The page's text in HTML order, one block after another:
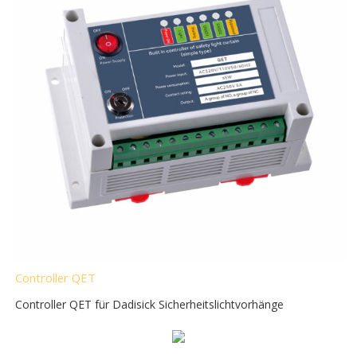
Controller QET
Controller QET für Dadisick Sicherheitslichtvorhänge